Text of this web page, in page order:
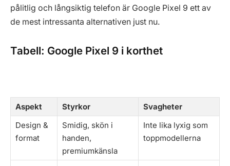
pålitlig och långsiktig telefon är Google Pixel 9 ett av
de mest intressanta alternativen just nu.
Tabell: Google Pixel 9 i korthet
Aspekt Styrkor
Svagheter
Design &
format
Smidig, skön i
handen,
premiumkänsla
Inte lika lyxig som
toppmodellerna